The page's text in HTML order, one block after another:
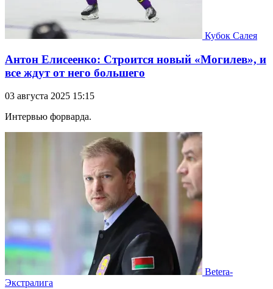
Кубок Салея
Антон Елисеенко: Строится новый «Могилев», и
все ждут от него большего
03 августа 2025 15:15
Интервью форварда.
Betera-
Экстралига